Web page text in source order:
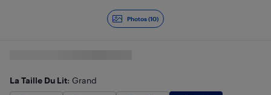
Photos (10)
La Taille Du Lit: Grand